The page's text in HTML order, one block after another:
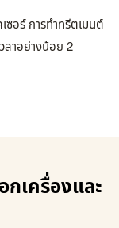
ซอร์ การทำทรีตเมนต์
ลาอย่างน้อย 2
กเครื่องและ